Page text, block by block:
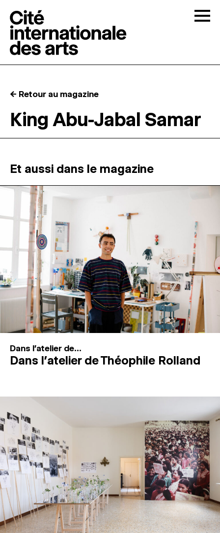
RÉSIDENCES ↓
ATELIERS OUVERTS
PROGRAMMATION
MAGAZINE
ESPACES DE PRATIQUE ARTISTIQUE ↓
Recherche
Connexion
← Retour au magazine
King Abu-Jabal Samar
Et aussi dans le magazine
Dans l'atelier de...
Dans l’atelier de Théophile Rolland